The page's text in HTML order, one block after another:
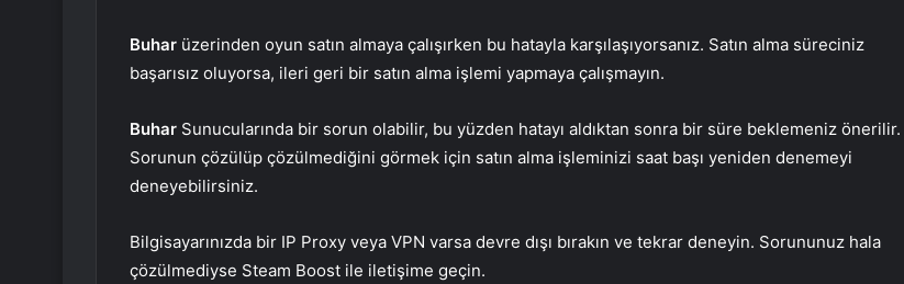
Buhar üzerinden oyun satın almaya çalışırken bu hatayla karşılaşıyorsanız. Satın alma süreciniz
başarısız oluyorsa, ileri geri bir satın alma işlemi yapmaya çalışmayın.
Buhar Sunucularında bir sorun olabilir, bu yüzden hatayı aldıktan sonra bir süre beklemeniz önerilir.
Sorunun çözülüp çözülmediğini görmek için satın alma işleminizi saat başı yeniden denemeyi
deneyebilirsiniz.
Bilgisayarınızda bir IP Proxy veya VPN varsa devre dışı bırakın ve tekrar deneyin. Sorununuz hala
çözülmediyse Steam Boost ile iletişime geçin.